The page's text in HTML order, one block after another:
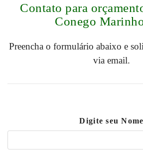
Contato para
Conego
Preencha o formulário abaixo e
via email.
Digite seu Nome